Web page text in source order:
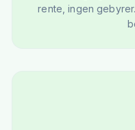
rente, ingen